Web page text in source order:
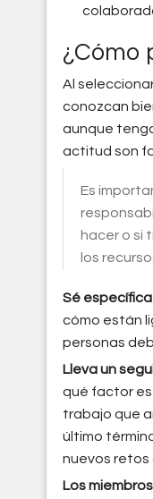
¿Cómo
Al
conozcan
aunque
actitud son
Es
hacer o si
los
Sé
cómo están
personas
Lleva un
qué factor
trabajo que
último
nuevos retos
Los